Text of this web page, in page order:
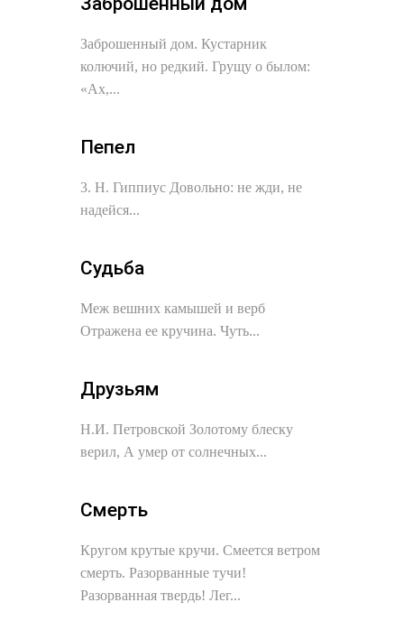
Заброшенный дом. Кустарник
колючий, но редкий. Грущу о былом:
«Ах,...
Пепел
3. Н. Гиппиус Довольно: не жди, не
надейся...
Судьба
Меж вешних камышей и верб
Отражена ее кручина. Чуть...
Друзьям
Н.И. Петровской Золотому блеску
верил, А умер от солнечных...
Смерть
Кругом крутые кручи. Смеется ветром
смерть. Разорванные тучи!
Разорванная твердь! Лег...